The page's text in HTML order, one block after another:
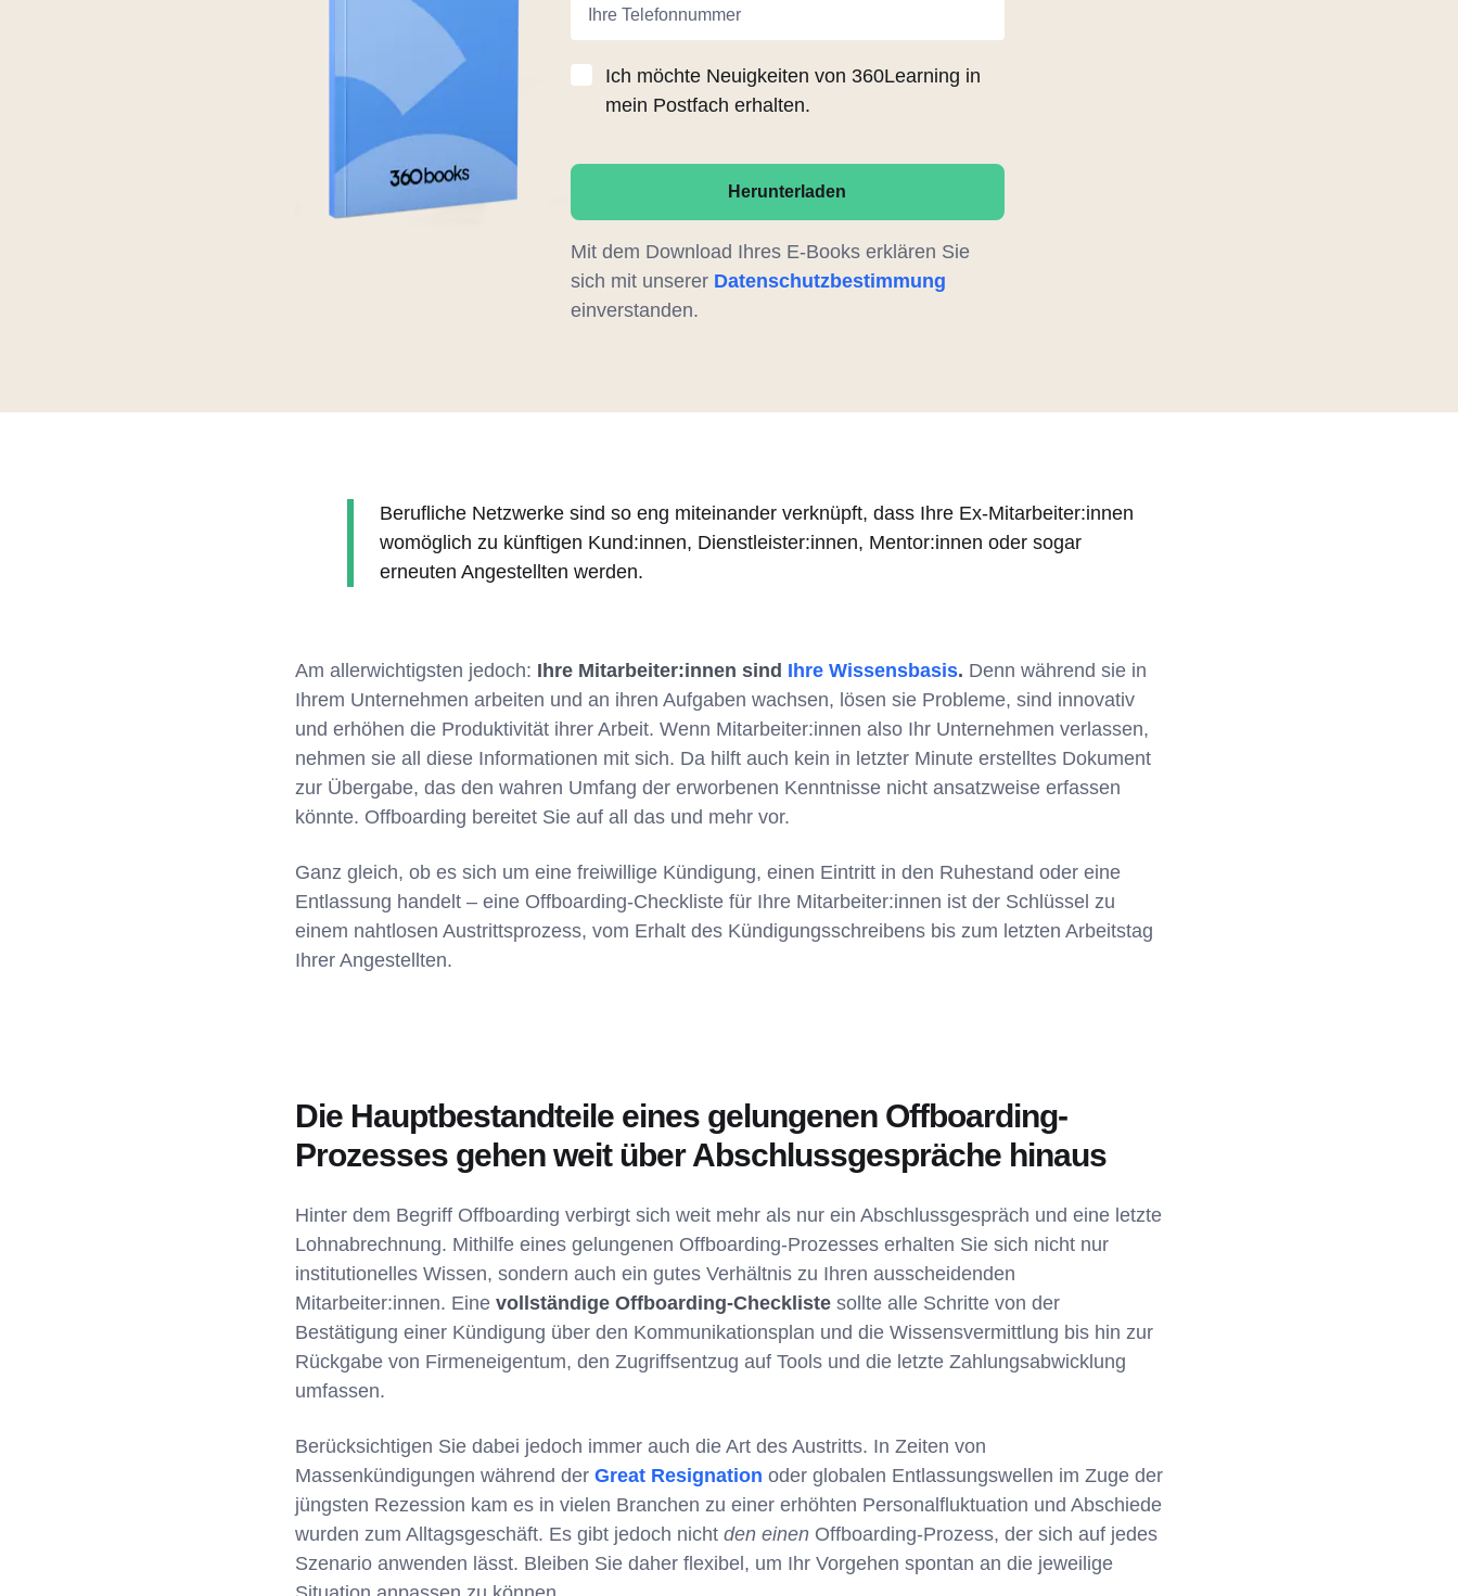
Ihre Telefonnummer
Ich möchte Neuigkeiten von 360Learning in
mein Postfach erhalten.
Herunterladen
Mit dem Download Ihres E-Books erklären Sie
sich mit unserer Datenschutzbestimmung
einverstanden.
Berufliche Netzwerke sind so eng miteinander verknüpft, dass Ihre Ex-Mitarbeiter:innen
womöglich zu künftigen Kund:innen, Dienstleister:innen, Mentor:innen oder sogar
erneuten Angestellten werden.
Am allerwichtigsten jedoch: Ihre Mitarbeiter:innen sind Ihre Wissensbasis. Denn während sie in
Ihrem Unternehmen arbeiten und an ihren Aufgaben wachsen, lösen sie Probleme, sind innovativ
und erhöhen die Produktivität ihrer Arbeit. Wenn Mitarbeiter:innen also Ihr Unternehmen verlassen,
nehmen sie all diese Informationen mit sich. Da hilft auch kein in letzter Minute erstelltes Dokument
zur Übergabe, das den wahren Umfang der erworbenen Kenntnisse nicht ansatzweise erfassen
könnte. Offboarding bereitet Sie auf all das und mehr vor.
Ganz gleich, ob es sich um eine freiwillige Kündigung, einen Eintritt in den Ruhestand oder eine
Entlassung handelt – eine Offboarding-Checkliste für Ihre Mitarbeiter:innen ist der Schlüssel zu
einem nahtlosen Austrittsprozess, vom Erhalt des Kündigungsschreibens bis zum letzten Arbeitstag
Ihrer Angestellten.
Die Hauptbestandteile eines gelungenen Offboarding-
Prozesses gehen weit über Abschlussgespräche hinaus
Hinter dem Begriff Offboarding verbirgt sich weit mehr als nur ein Abschlussgespräch und eine letzte
Lohnabrechnung. Mithilfe eines gelungenen Offboarding-Prozesses erhalten Sie sich nicht nur
institutionelles Wissen, sondern auch ein gutes Verhältnis zu Ihren ausscheidenden
Mitarbeiter:innen. Eine vollständige Offboarding-Checkliste sollte alle Schritte von der
Bestätigung einer Kündigung über den Kommunikationsplan und die Wissensvermittlung bis hin zur
Rückgabe von Firmeneigentum, den Zugriffsentzug auf Tools und die letzte Zahlungsabwicklung
umfassen.
Berücksichtigen Sie dabei jedoch immer auch die Art des Austritts. In Zeiten von
Massenkündigungen während der Great Resignation oder globalen Entlassungswellen im Zuge der
jüngsten Rezession kam es in vielen Branchen zu einer erhöhten Personalfluktuation und Abschiede
wurden zum Alltagsgeschäft. Es gibt jedoch nicht den einen Offboarding-Prozess, der sich auf jedes
Szenario anwenden lässt. Bleiben Sie daher flexibel, um Ihr Vorgehen spontan an die jeweilige